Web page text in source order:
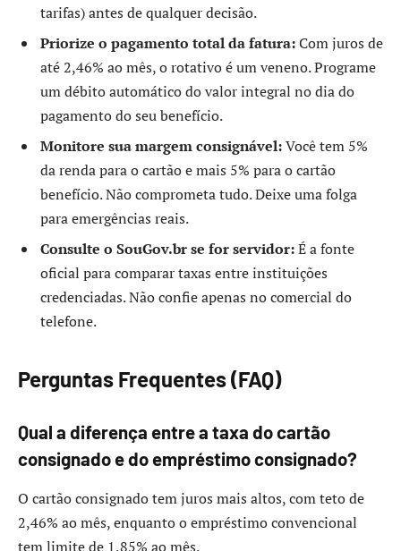
tarifas) antes de qualquer decisão.
Priorize o pagamento total da fatura:Com juros de
até 2,46% ao mês, o rotativo é um veneno. Programe
um débito automático do valor integral no dia do
pagamento do seu benefício.
Monitore sua margem consignável:Você tem 5%
da renda para o cartão e mais 5% para o cartão
benefício. Não comprometa tudo. Deixe uma folga
para emergências reais.
Consulte o SouGov.br se for servidor:É a fonte
oficial para comparar taxas entre instituições
credenciadas. Não confie apenas no comercial do
telefone.
Perguntas Frequentes (FAQ)
Qual a diferença entre a taxa do cartão
consignado e do empréstimo consignado?
O cartão consignado tem juros mais altos, com teto de
2,46% ao mês, enquanto o empréstimo convencional
tem limite de 1,85% ao mês.